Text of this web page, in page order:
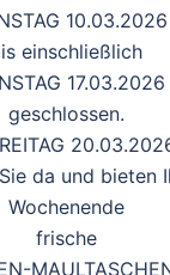
10.03.2026
einschließlich
17.03.2026
geschlossen.
da und bieten
Wochenende
frische